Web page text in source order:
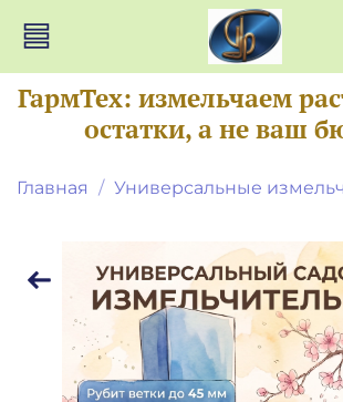
ГармТех: измельчаем
остатки, а не ваш
Главная Универсальные